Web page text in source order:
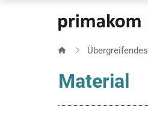
Übergreifendes
Material